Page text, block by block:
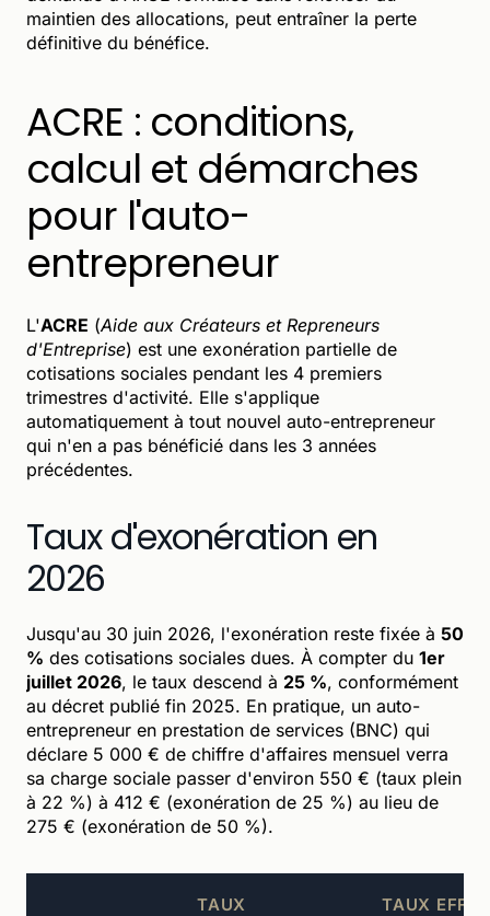
maintien des allocations, peut entraîner la perte
définitive du bénéfice.
ACRE : conditions,
calcul et démarches
pour l'auto-
entrepreneur
L'ACRE (Aide aux Créateurs et Repreneurs
d'Entreprise) est une exonération partielle de
cotisations sociales pendant les 4 premiers
trimestres d'activité. Elle s'applique
automatiquement à tout nouvel auto-entrepreneur
qui n'en a pas bénéficié dans les 3 années
précédentes.
Taux d'exonération en
2026
Jusqu'au 30 juin 2026, l'exonération reste fixée à 50
% des cotisations sociales dues. À compter du 1er
juillet 2026, le taux descend à 25 %, conformément
au décret publié fin 2025. En pratique, un auto-
entrepreneur en prestation de services (BNC) qui
déclare 5 000 € de chiffre d'affaires mensuel verra
sa charge sociale passer d'environ 550 € (taux plein
à 22 %) à 412 € (exonération de 25 %) au lieu de
275 € (exonération de 50 %).
TAUX TAUX